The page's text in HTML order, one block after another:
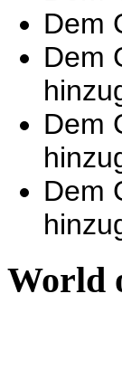
Dem
Dem
Dem
Dem
World